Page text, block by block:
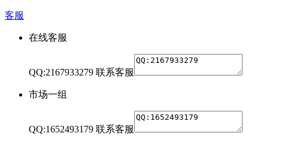
客服
在线客服
QQ:2167933279 联系客服
市场一组
QQ:1652493179 联系客服